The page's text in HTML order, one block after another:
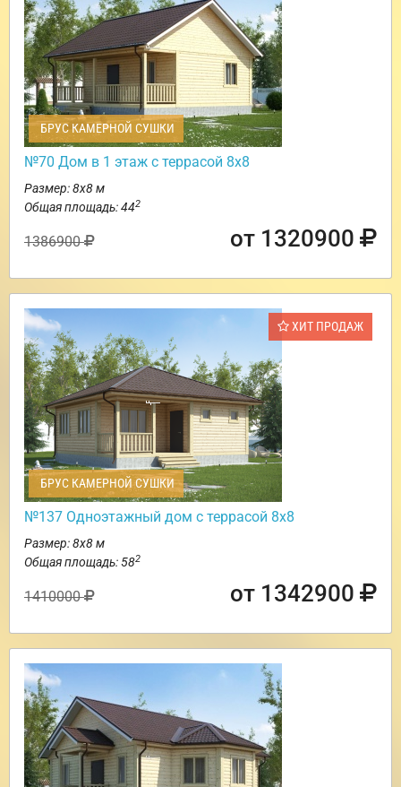
БРУС КАМЕРНОЙ СУШКИ
№70 Дом в 1 этаж с террасой 8х8
Размер: 8х8 м
Общая площадь: 442
1386900 от 1320900
ХИТ ПРОДАЖ
БРУС КАМЕРНОЙ СУШКИ
№137 Одноэтажный дом с террасой 8х8
Размер: 8х8 м
Общая площадь: 582
1410000 от 1342900